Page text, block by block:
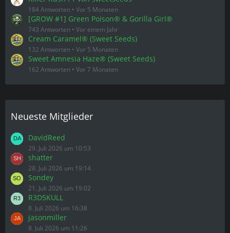
184 Antworten Vor 5 Monaten
[GROW #1] Green Poison® & Gorilla Girl®
743 Antworten Vor einem Jahr
Cream Caramel® (Sweet Seeds)
132 Antworten Vor 5 Monaten
Sweet Amnesia Haze® (Sweet Seeds)
162 Antworten Vor 7 Monaten
Neueste Mitglieder
DavidReed
29. Juli 2026 um 10:53
shatter
28. Juli 2026 um 19:14
Sondey
21. Juli 2026 um 19:02
R3D5KULL
8. Juli 2026 um 16:38
jasonmiller
8. Juli 2026 um 11:26